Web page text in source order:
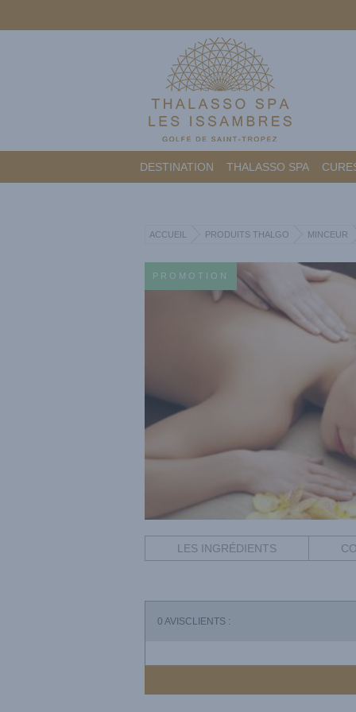
DESTINATION THALASSO SPA
ACCUEIL PRODUITS THALGO MINCEUR
PROMOTION
LES INGRÉDIENTS
0 AVISCLIENTS :